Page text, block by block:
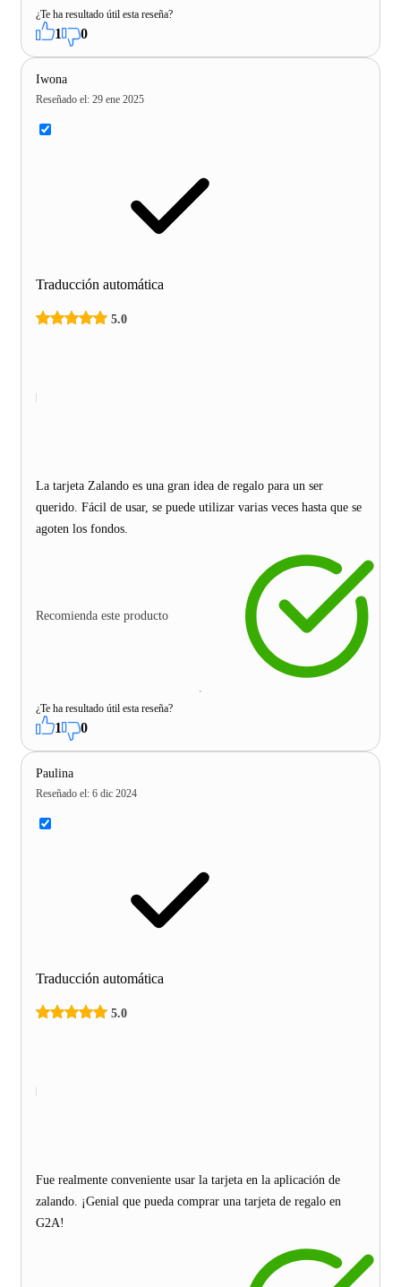
¿Te ha resultado útil esta reseña?
1 0
Iwona
Reseñado el: 29 ene 2025
Traducción automática
5.0
La tarjeta Zalando es una gran idea de regalo para un ser
querido. Fácil de usar, se puede utilizar varias veces hasta que se
agoten los fondos.
Recomienda este producto
¿Te ha resultado útil esta reseña?
1 0
Paulina
Reseñado el: 6 dic 2024
Traducción automática
5.0
Fue realmente conveniente usar la tarjeta en la aplicación de
zalando. ¡Genial que pueda comprar una tarjeta de regalo en
G2A!